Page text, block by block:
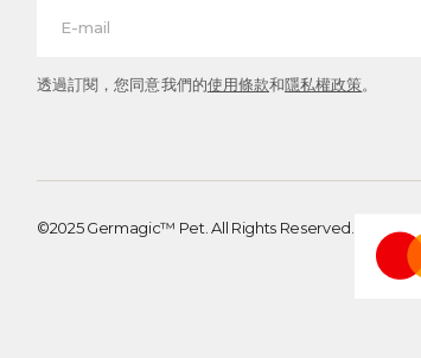
透過訂閱，您同意我們的使用條款和隱私權政策。
©2025 Germagic™ Pet. All Rights Reserved.